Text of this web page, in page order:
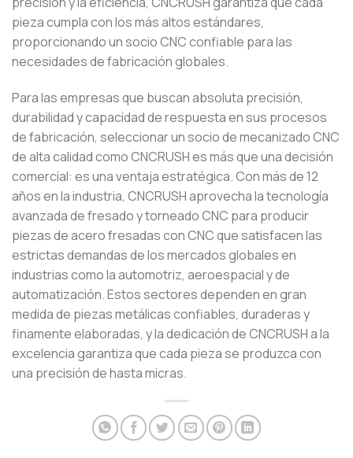
pieza cumpla con los más altos estándares,
proporcionando un socio CNC confiable para las
necesidades de fabricación globales.
Para las empresas que buscan absoluta precisión,
durabilidad y capacidad de respuesta en sus procesos
de fabricación, seleccionar un socio de mecanizado CNC
de alta calidad como CNCRUSH es más que una decisión
comercial: es una ventaja estratégica. Con más de 12
años en la industria, CNCRUSH aprovecha la tecnología
avanzada de fresado y torneado CNC para producir
piezas de acero fresadas con CNC que satisfacen las
estrictas demandas de los mercados globales en
industrias como la automotriz, aeroespacial y de
automatización. Estos sectores dependen en gran
medida de piezas metálicas confiables, duraderas y
finamente elaboradas, y la dedicación de CNCRUSH a la
excelencia garantiza que cada pieza se produzca con
una precisión de hasta micras.